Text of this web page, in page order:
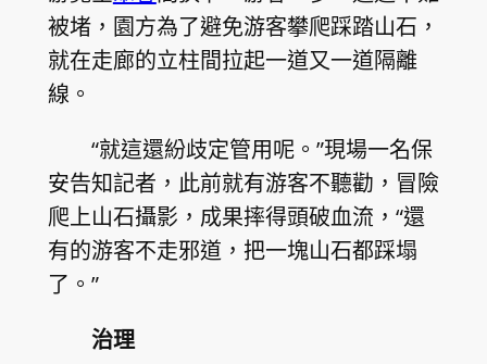
被堵，園方為了避免游客攀爬踩踏山石，
就在走廊的立柱間拉起一道又一道隔離
線。
“就這還紛歧定管用呢。”現場一名保
安告知記者，此前就有游客不聽勸，冒險
爬上山石攝影，成果摔得頭破血流，“還
有的游客不走邪道，把一塊山石都踩塌
了。”
治理